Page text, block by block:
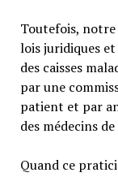
Toutefois, notre
lois juridiques
des caisses
par une
patient et par
des médecins
Quand ce